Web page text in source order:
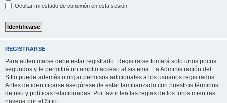
Ocultar mi estado de conexión en esta sesión
REGISTRARSE
Para autenticarse debe estar registrado. Registrarse tomará solo unos pocos
segundos y le permitirá un amplio acceso al sistema. La Administración del
Sitio puede además otorgar permisos adicionales a los usuarios registrados.
Antes de identificarse asegúrese de estar familiarizado con nuestros términos
de uso y políticas relacionadas. Por favor lea las reglas de los foros mientras
navega por el Sitio.